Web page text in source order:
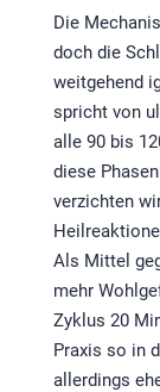
Die
doch die
weitgehend
spricht von
alle 90 bis
diese
verzichten
Als Mittel
mehr
Zyklus 20
Praxis so in
allerdings